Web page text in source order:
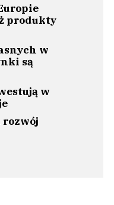
produkty
w
są
w